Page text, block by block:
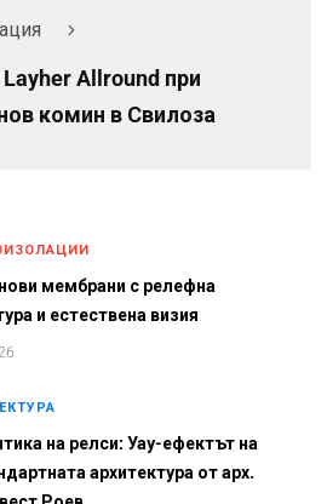
Allround при
комин в Свилоза
мембрани с релефна
и естествена визия
на релси: Уау-ефектът на
архитектура от арх.